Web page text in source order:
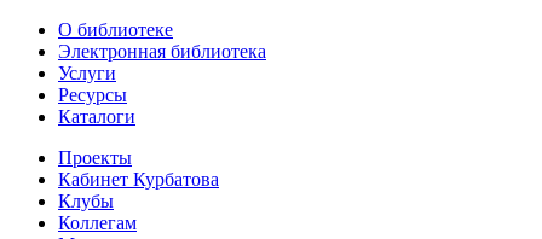
О библиотеке
Электронная библиотека
Услуги
Ресурсы
Каталоги
Проекты
Кабинет Курбатова
Клубы
Коллегам